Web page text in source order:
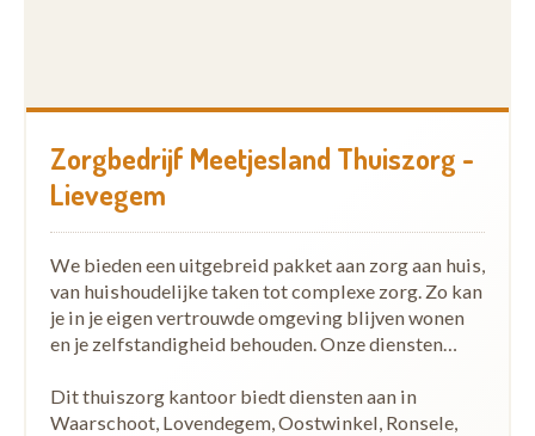
Zorgbedrijf Meetjesland Thuiszorg -
Lievegem
We bieden een uitgebreid pakket aan zorg aan huis,
van huishoudelijke taken tot complexe zorg. Zo kan
je in je eigen vertrouwde omgeving blijven wonen
en je zelfstandigheid behouden. Onze diensten…
Dit thuiszorg kantoor biedt diensten aan in
Waarschoot, Lovendegem, Oostwinkel, Ronsele,